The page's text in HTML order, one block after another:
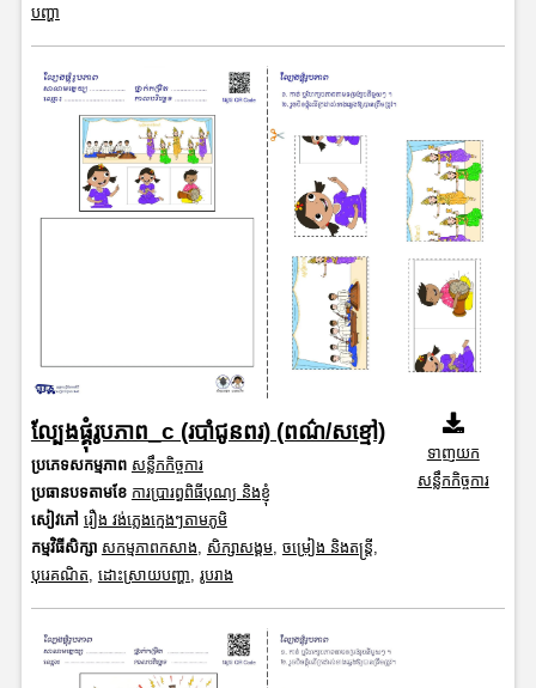
បញ្ហា
ល្បែងផ្គុំរូបភាព_c (របាំជូនពរ) (ពណ៌/សខ្មៅ)
ប្រភេទសកម្មភាព សន្លឹកកិច្ចការ
ប្រធានបទតាមខែ ការប្រារព្ធពិធីបុណ្យ និងខ្ញុំ
សៀវភៅ រឿង វង់ភ្លេងក្មេងៗតាមភូមិ
កម្មវិធីសិក្សា សកម្មភាពកសាង, សិក្សាសង្គម, ចម្រៀង និងតន្ត្រី,
បុរេគណិត, ដោះស្រាយបញ្ហា, រូបរាង
ទាញយក
សន្លឹកកិច្ចការ